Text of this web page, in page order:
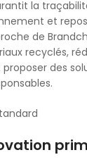
la
et
de
recyclés,
des